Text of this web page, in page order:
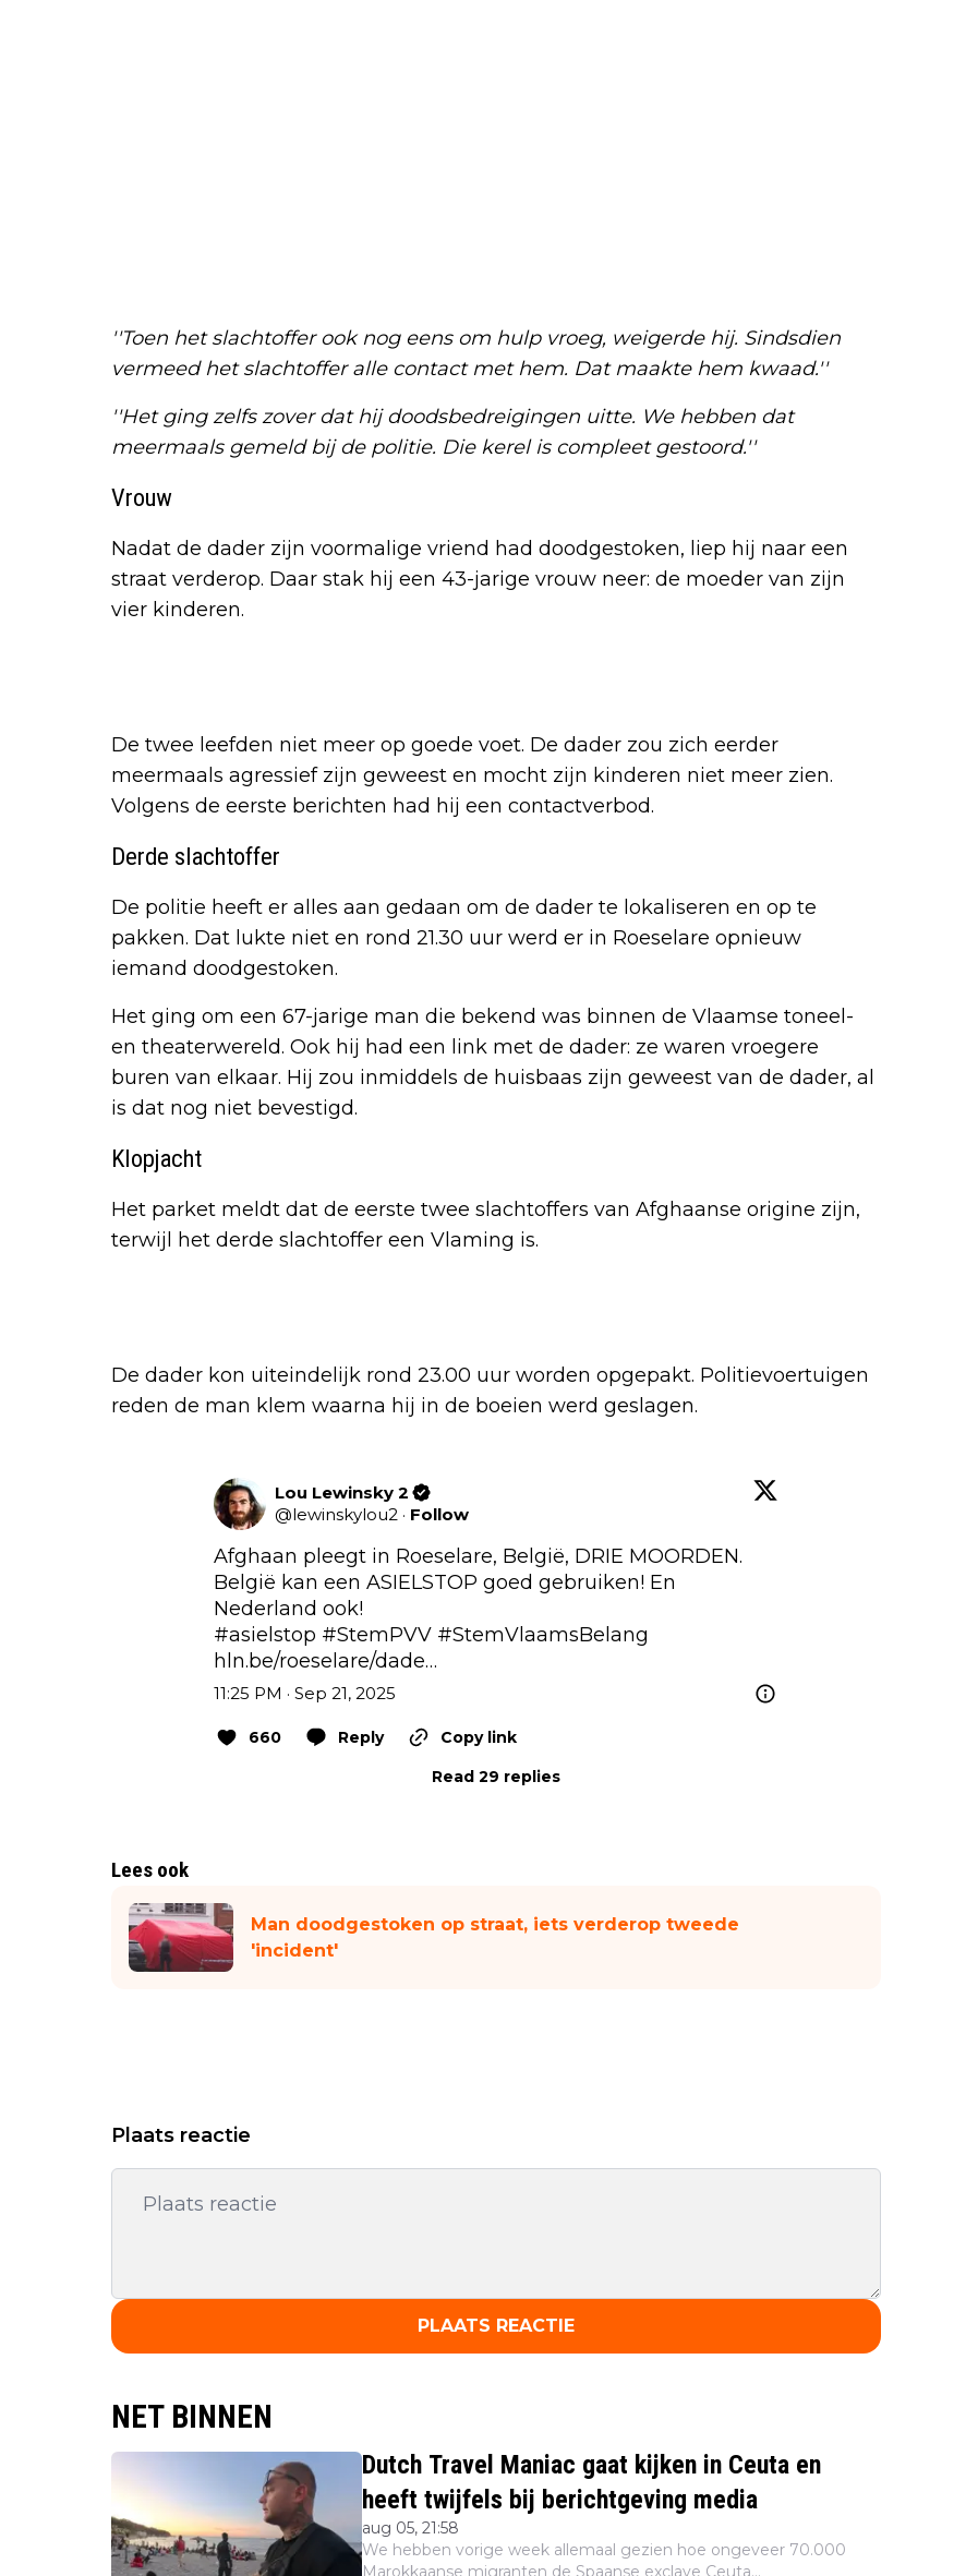
''Toen het slachtoffer ook nog eens om hulp vroeg, weigerde hij. Sindsdien
vermeed het slachtoffer alle contact met hem. Dat maakte hem kwaad.''
''Het ging zelfs zover dat hij doodsbedreigingen uitte. We hebben dat
meermaals gemeld bij de politie. Die kerel is compleet gestoord.''
Vrouw
Nadat de dader zijn voormalige vriend had doodgestoken, liep hij naar een
straat verderop. Daar stak hij een 43-jarige vrouw neer: de moeder van zijn
vier kinderen.
De twee leefden niet meer op goede voet. De dader zou zich eerder
meermaals agressief zijn geweest en mocht zijn kinderen niet meer zien.
Volgens de eerste berichten had hij een contactverbod.
Derde slachtoffer
De politie heeft er alles aan gedaan om de dader te lokaliseren en op te
pakken. Dat lukte niet en rond 21.30 uur werd er in Roeselare opnieuw
iemand doodgestoken.
Het ging om een 67-jarige man die bekend was binnen de Vlaamse toneel-
en theaterwereld. Ook hij had een link met de dader: ze waren vroegere
buren van elkaar. Hij zou inmiddels de huisbaas zijn geweest van de dader, al
is dat nog niet bevestigd.
Klopjacht
Het parket meldt dat de eerste twee slachtoffers van Afghaanse origine zijn,
terwijl het derde slachtoffer een Vlaming is.
De dader kon uiteindelijk rond 23.00 uur worden opgepakt. Politievoertuigen
reden de man klem waarna hij in de boeien werd geslagen.
Lou Lewinsky 2
@lewinskylou2 · Follow
Afghaan pleegt in Roeselare, België, DRIE MOORDEN.
België kan een ASIELSTOP goed gebruiken! En
#asielstop #StemPVV #StemVlaamsBelang
hln.be/roeselare/dade…
11:25 PM · Sep 21, 2025
660 Reply
Copy link
Read 29 replies
Lees ook
Man doodgestoken op straat, iets verderop tweede
'incident'
Plaats reactie
PLAATS REACTIE
NET BINNEN
Dutch Travel Maniac gaat kijken in Ceuta en
heeft twijfels bij berichtgeving media
aug 05, 21:58
We hebben vorige week allemaal gezien hoe ongeveer 70.000